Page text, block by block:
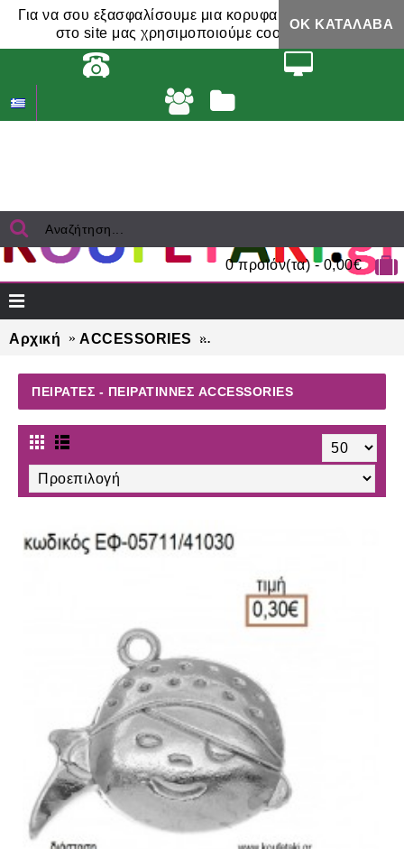
Για να σου εξασφαλίσουμε μια κορυφαία εμπειρία,
στο site μας χρησιμοποιούμε cookies.
ΟΚ ΚΑΤΆΛΑΒΑ
0 προϊόν(τα) - 0,00€
Αρχική ACCESSORIES
ΠΕΙΡΑΤΕΣ - ΠΕΙΡΑΤΙΝΝΕΣ ACCESSORIES